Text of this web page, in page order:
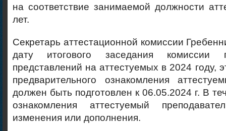
на соответствие занимаемой должности
лет.
Секретарь аттестационной комиссии
дату итогового заседания комиссии
представлений на аттестуемых в 2024 году,
предварительного ознакомления
должен быть подготовлен к 06.05.2024 г. В
ознакомления аттестуемый
изменения или дополнения.